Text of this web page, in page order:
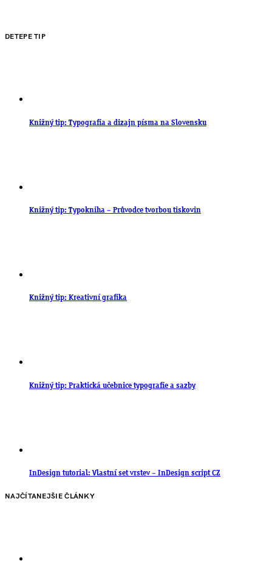
DETEPE TIP
Knižný tip: Typografia a dizajn písma na Slovensku
Knižný tip: Typokniha – Průvodce tvorbou tiskovin
Knižný tip: Kreativní grafika
Knižný tip: Praktická učebnice typografie a sazby
InDesign tutorial: Vlastní set vrstev – InDesign script CZ
NAJČÍTANEJŠIE ČLÁNKY